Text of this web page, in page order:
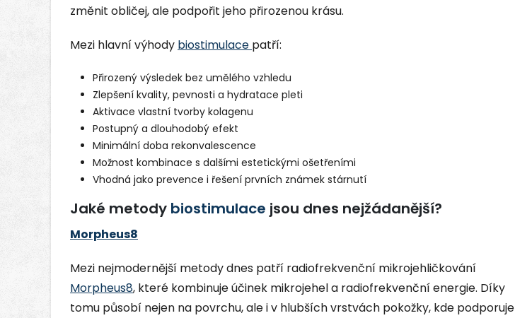
změnit obličej, ale podpořit jeho přirozenou krásu.
Mezi hlavní výhody biostimulace patří:
Přirozený výsledek bez umělého vzhledu
Zlepšení kvality, pevnosti a hydratace pleti
Aktivace vlastní tvorby kolagenu
Postupný a dlouhodobý efekt
Minimální doba rekonvalescence
Možnost kombinace s dalšími estetickými ošetřeními
Vhodná jako prevence i řešení prvních známek stárnutí
Jaké metody biostimulace jsou dnes nejžádanější?
Morpheus8
Mezi nejmodernější metody dnes patří radiofrekvenční mikrojehličkování
Morpheus8, které kombinuje účinek mikrojehel a radiofrekvenční energie. Díky
tomu působí nejen na povrchu, ale i v hlubších vrstvách pokožky, kde podporuje